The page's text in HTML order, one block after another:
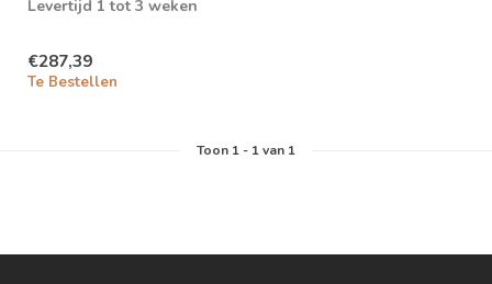
Levertijd 1 tot 3 weken
€287,39
Te Bestellen
Toon 1- 1van 1